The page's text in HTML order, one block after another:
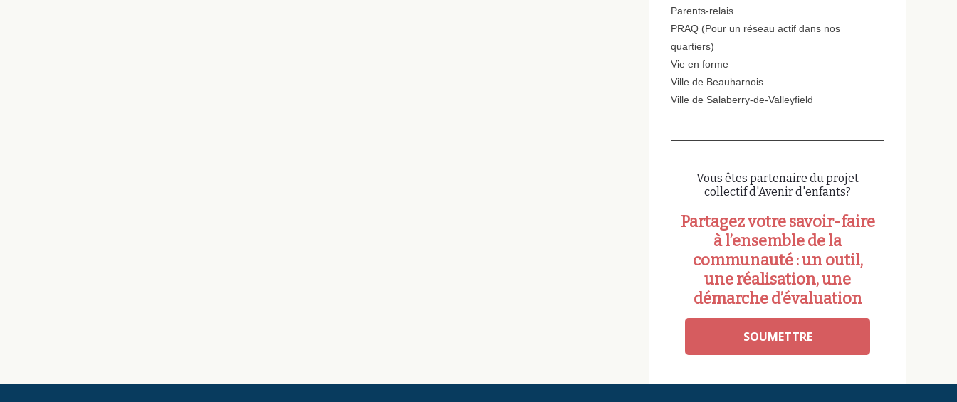
Parents-relais
PRAQ (Pour un réseau actif dans nos
quartiers)
Vie en forme
Ville de Beauharnois
Ville de Salaberry-de-Valleyfield
Vous êtes partenaire du projet
collectif d'Avenir d'enfants?
Partagez votre savoir-faire
à l’ensemble de la
communauté : un outil,
une réalisation, une
démarche d’évaluation
SOUMETTRE